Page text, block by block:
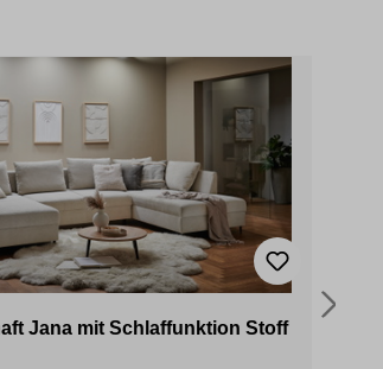
Jana mit Schlaffunktion Stoff